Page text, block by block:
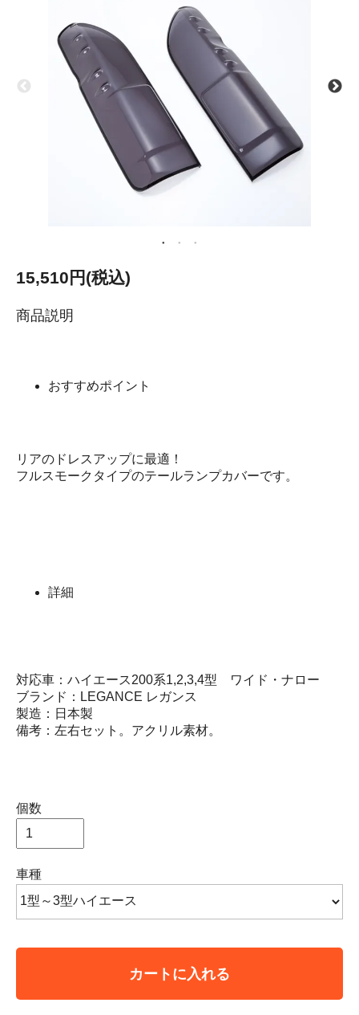
15,510円(税込)
商品説明
おすすめポイント
リアのドレスアップに最適！
フルスモークタイプのテールランプカバーです。
詳細
対応車：ハイエース200系1,2,3,4型 ワイド・ナロー
ブランド：LEGANCE レガンス
製造：日本製
備考：左右セット。アクリル素材。
個数
車種
カートに入れる